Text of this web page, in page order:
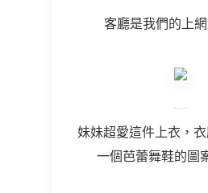
客廳是我們的上
妹妹超愛這件上衣，
一個芭蕾舞鞋的圖